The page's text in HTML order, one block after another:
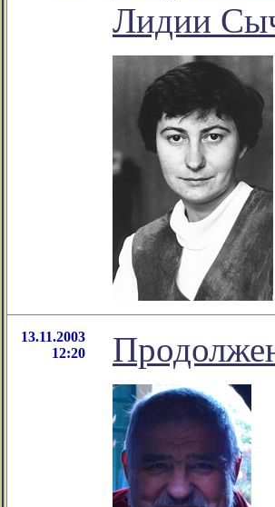
Лидии
13.11.2003
12:20